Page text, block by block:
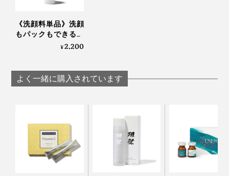
もっとキレイに落としたい！という気持ちから、顔を洗
う指に力が入りがちですが、ゴシゴシ洗いは肌を傷める
原因になるので要注意です。
《洗顔料単品》洗顔
もパックもできる、
「富山クレイ フェイ
¥2,200
よく一緒に購入されています